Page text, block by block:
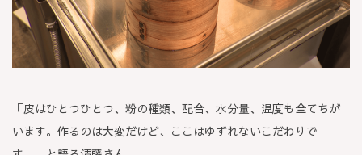
「皮はひとつひとつ、粉の種類、配合、水分量、温度も全てちが
います。作るのは大変だけど、ここはゆずれないこだわりで